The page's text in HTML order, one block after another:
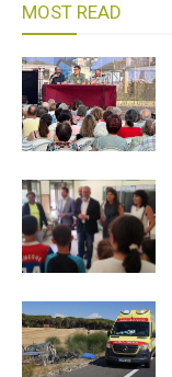
MOST READ